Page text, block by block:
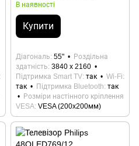
В наявності
Купити
Діагональ 55"
Роздільна
здатність 3840 x 2160
Підтримка Smart TV так
Wi-Fi
так
Підтримка Bluetooth так
Розміри настінного кріплення
VESA VESA (200x200мм)